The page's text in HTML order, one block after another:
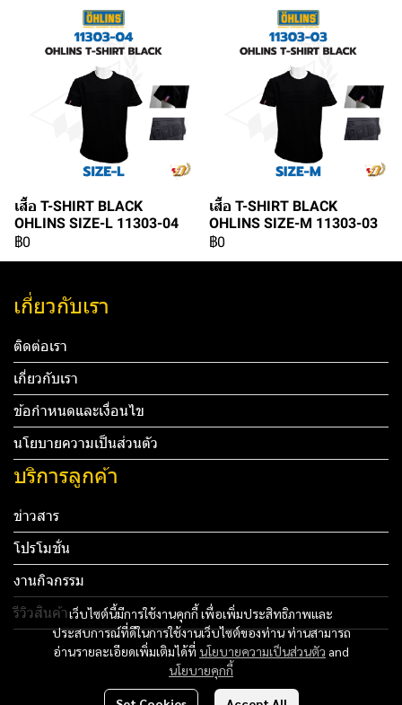
เสื้อ T-SHIRT BLACK
OHLINS SIZE-L 11303-04
฿0
เสื้อ T-SHIRT BLACK
OHLINS SIZE-M 11303-03
฿0
เว็บไซต์นี้มีการใช้งานคุกกี้ เพื่อเพิ่มประสิทธิภาพและ
ประสบการณ์ที่ดีในการใช้งานเว็บไซต์ของท่าน ท่านสามารถ
อ่านรายละเอียดเพิ่มเติมได้ที่ นโยบายความเป็นส่วนตัว and
นโยบายคุกกี้
เกี่ยวกับเรา
ติดต่อเรา
เกี่ยวกับเรา
ข้อกำหนดและเงื่อนไข
นโยบายความเป็นส่วนตัว
บริการลูกค้า
ข่าวสาร
โปรโมชั่น
งานกิจกรรม
รีวิวสินค้า
Tel: 012 345 67890 Email: mail@yourdomain.com